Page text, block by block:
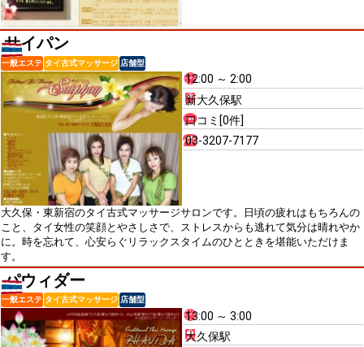
サイパン
一般エステ タイ古式マッサージ 店舗型
12:00 ～ 2:00
新大久保駅
口コミ[0件]
03-3207-7177
大久保・東新宿のタイ古式マッサージサロンです。日頃の疲れはもちろんの
こと、タイ女性の笑顔とやさしさで、ストレスからも逃れて気分は晴れやか
に。時を忘れて、心安らぐリラックスタイムのひとときを堪能いただけま
す。
パウィダー
一般エステ タイ古式マッサージ 店舗型
13:00 ～ 3:00
大久保駅